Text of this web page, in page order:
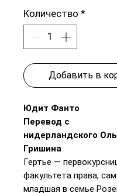
Количество *
Добавить в
Юдит Фанто
Перевод с
нидерландского
Гришина
Гертье —
факультета права,
младшая в семье